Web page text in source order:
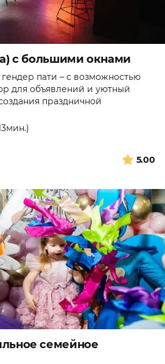
с большими окнами
пати – с возможностью
для объявлений и уютный
праздничной
5.00
семейное